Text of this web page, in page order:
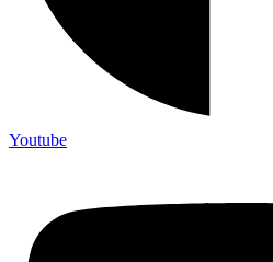
Youtube